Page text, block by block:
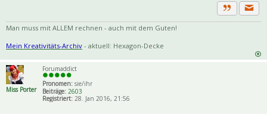
Zitat
Man muss mit ALLEM rechnen - auch mit dem Guten!
Mein Kreativitäts-Archiv - aktuell: Hexagon-Decke
Miss Porter
Forumaddict
Pronomen: sie/ihr
Beiträge: 2603
Registriert: 28. Jan 2016, 21:56